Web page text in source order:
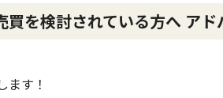
買を検討されている方へ ア
ます！